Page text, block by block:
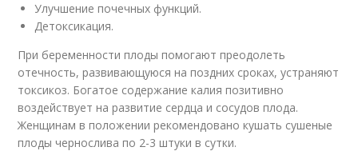
Улучшение почечных функций.
Детоксикация.
При беременности плоды помогают преодолеть
отечность, развивающуюся на поздних сроках, устраняют
токсикоз. Богатое содержание калия позитивно
воздействует на развитие сердца и сосудов плода.
Женщинам в положении рекомендовано кушать сушеные
плоды чернослива по 2-3 штуки в сутки.